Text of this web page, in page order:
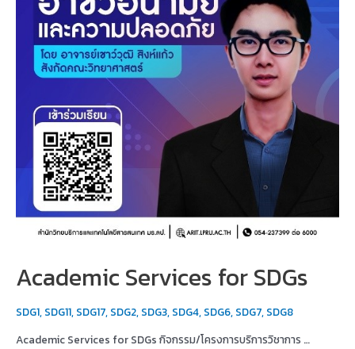
Academic Services for SDGs
SDG1, SDG11, SDG17, SDG2, SDG3, SDG4, SDG6, SDG7, SDG8
Academic Services for SDGs กิจกรรม/โครงการบริการวิชาการ …